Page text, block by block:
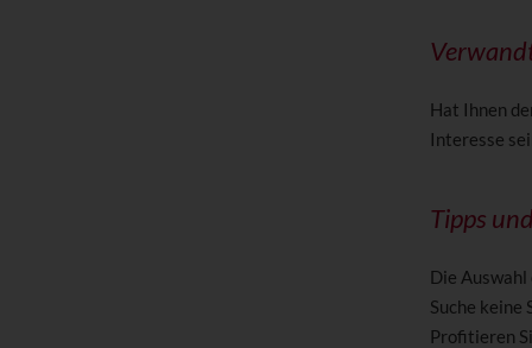
Hat Ihnen
Interesse
Tipps
Die
Suche keine
Profitieren